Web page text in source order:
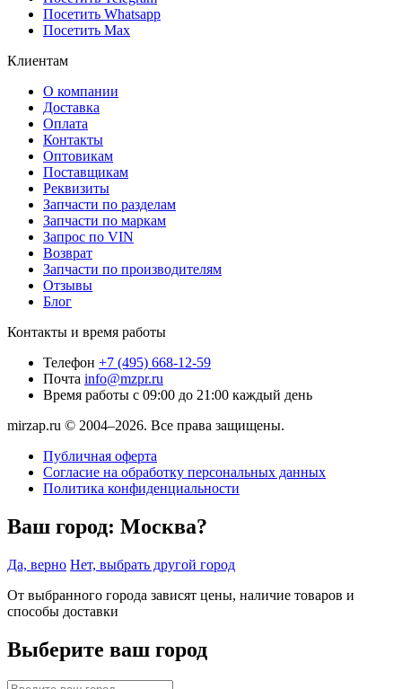
Посетить Whatsapp
Посетить Max
Клиентам
О компании
Доставка
Оплата
Контакты
Оптовикам
Поставщикам
Реквизиты
Запчасти по разделам
Запчасти по маркам
Запрос по VIN
Возврат
Запчасти по производителям
Отзывы
Блог
Контакты и время работы
Телефон +7 (495) 668-12-59
Почта info@mzpr.ru
Время работы с 09:00 до 21:00 каждый день
mirzap.ru © 2004–2026. Все права защищены.
Публичная оферта
Согласие на обработку персональных данных
Политика конфиденциальности
Ваш город: Москва?
Да, верно Нет, выбрать другой город
От выбранного города зависят цены, наличие товаров и
способы доставки
Выберите ваш город